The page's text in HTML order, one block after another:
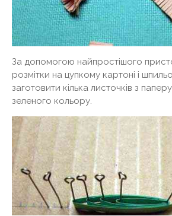
За допомогою найпростішого
розмітки на цупкому картоні і
заготовити кілька листочків з паперу
зеленого кольору.